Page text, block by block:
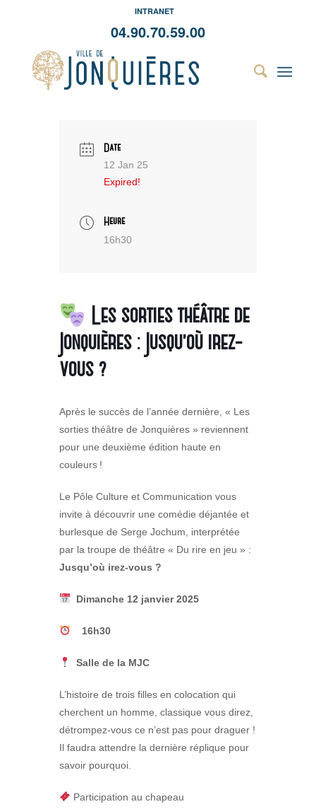
INTRANET
04.90.70.59.00
Date
12 Jan 25
Expired!
Heure
16h30
Les sorties théâtre de
Jonquières : Jusqu’où irez-
vous ?
Après le succès de l’année dernière, « Les
sorties théâtre de Jonquières » reviennent
pour une deuxième édition haute en
couleurs !
Le Pôle Culture et Communication vous
invite à découvrir une comédie déjantée et
burlesque de Serge Jochum, interprétée
par la troupe de théâtre « Du rire en jeu » :
Jusqu’où irez-vous ?
Dimanche 12 janvier 2025
16h30
Salle de la MJC
L’histoire de trois filles en colocation qui
cherchent un homme, classique vous direz,
détrompez-vous ce n’est pas pour draguer !
Il faudra attendre la dernière réplique pour
savoir pourquoi.
Participation au chapeau